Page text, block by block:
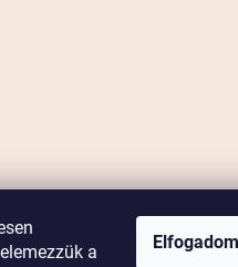
a
Elfogadom